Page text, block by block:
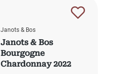
Janots & Bos
Janots & Bos
Bourgogne
Chardonnay 2022